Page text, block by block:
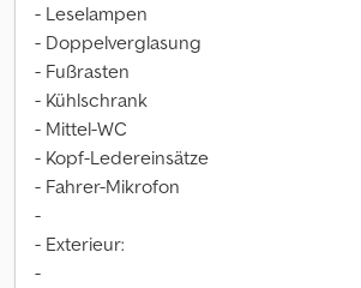
- Leselampen
- Doppelverglasung
- Fußrasten
- Kühlschrank
- Mittel-WC
- Kopf-Ledereinsätze
- Fahrer-Mikrofon
-
- Exterieur:
-